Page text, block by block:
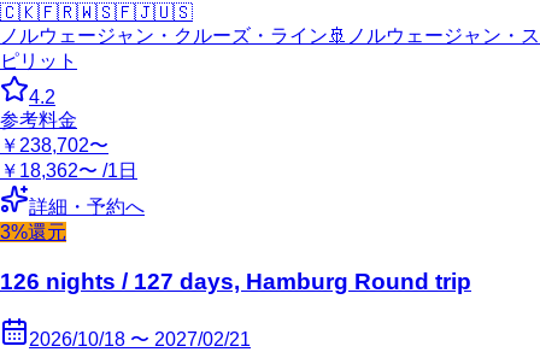
🇨🇰🇫🇷🇼🇸🇫🇯🇺🇸
ノルウェージャン・クルーズ・ライン 🚢 ノルウェージャン・ス
ピリット
4.2
参考料金
￥238,702〜
￥18,362〜 /1日
詳細・予約へ
3%還元
126 nights / 127 days, Hamburg Round trip
2026/10/18 〜 2027/02/21